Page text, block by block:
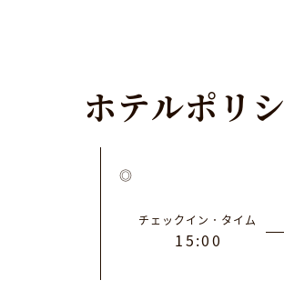
ホテルポリ シ
チェックイン．タイム
15:00